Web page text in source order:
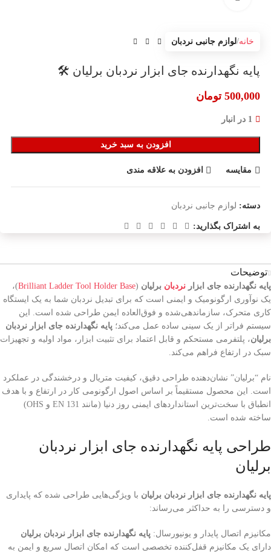
خانه لوازم جانبی نردبان
پایه نگهدارنده جای ابزار نردبان برلیان 🛠️
500,000 تومان
1 در انبار
افزودن به سبد خرید
مقایسه افزودن به علاقه مندی
دسته: لوازم جانبی نردبان
به اشتراک بگذارید:
توضیحات
پایه نگهدارنده جای ابزار نردبان برلیان (
Brilliant Ladder Tool Holder Base)،
یک نوآوری ارگونومیک و ایمنی است که برای تبدیل نردبان شما به یک ایستگاه
کاری متحرک، سازماندهی‌شده و فوق‌العاده ایمن طراحی شده است. این
سیستم فراتر از یک سینی ساده عمل می‌کند؛ پایه نگهدارنده جای ابزار نردبان
برلیان، پلتفرمی مستحکم و قابل اعتماد برای تثبیت ابزار، مواد اولیه و تجهیزات
سبک در ارتفاع فراهم می‌کند.
نام “برلیان” نشان‌دهنده طراحی دقیق، کیفیت متریال و درخشندگی در عملکرد
است. این محصول مستقیماً بر اساس اصول ارگونومی کار در ارتفاع و با هدف
انطباق با سخت‌ترین استانداردهای ایمنی روز دنیا (مانند EN 131 و OHS)
ساخته شده است.
طراحی پایه نگهدارنده جای ابزار نردبان
برلیان
پایه نگهدارنده جای ابزار نردبان برلیان با ویژگی‌هایی طراحی شده که پایداری
و دسترسی را به حداکثر می‌رساند:
مکانیزم اتصال پایدار و یونیورسال: پایه نگهدارنده جای ابزار نردبان برلیان
دارای یک مکانیزم قفل‌کننده تخصصی است که امکان اتصال سریع و ایمن به